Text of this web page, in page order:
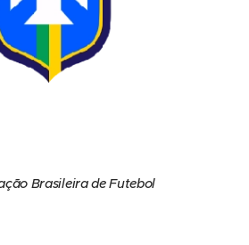
Brasileira de Futebol